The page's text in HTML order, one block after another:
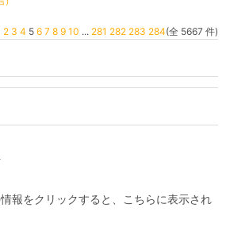
2 3 4 5 6 7 8 9 10 ... 281 282 283 284(全 5667 件)
報をクリックすると、こちらに表示され